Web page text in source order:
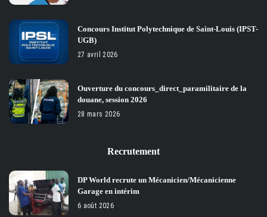
Concours Institut Polytechnique de Saint-Louis (IPST-
UGB)
27 avril 2026
Ouverture du concours_direct_paramilitaire de la
douane, session 2026
28 mars 2026
Recrutement
DP World recrute un Mécanicien/Mécanicienne
Garage en intérim
6 août 2026